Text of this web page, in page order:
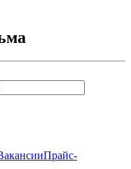
Прайс-